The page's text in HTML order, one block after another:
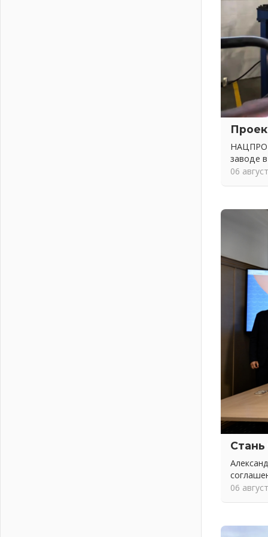
заводе
06
06